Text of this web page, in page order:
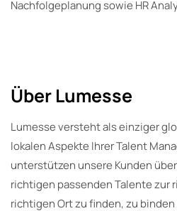
Nachfolgeplanung sowie HR
Über Lumesse
Lumesse versteht als einziger
lokalen Aspekte Ihrer Talent
unterstützen unsere Kunden
richtigen passenden Talente zur
richtigen Ort zu finden, zu